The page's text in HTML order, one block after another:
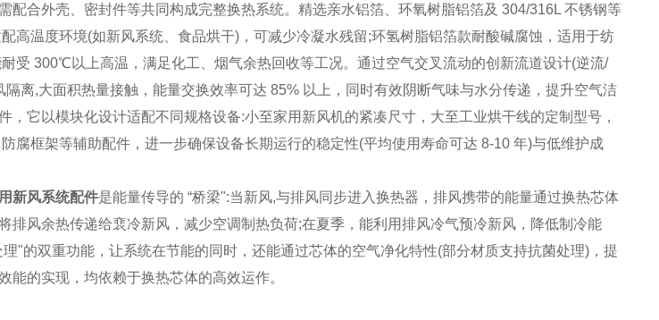
配合外壳、密封件等共同构成完整换热系统。精选亲水铝箔、环氧树脂铝箔及 304/316L 不锈钢等
高温度环境(如新风系统、食品烘干)，可减少冷凝水残留;环氢树脂铝箔款耐酸碱腐蚀，适用于纺
受 300℃以上高温，满足化工、烟气余热回收等工况。通过空气交叉流动的创新流道设计(逆流/
隔离,大面积热量接触，能量交换效率可达 85% 以上，同时有效阴断气味与水分传递，提升空气洁
，它以模块化设计适配不同规格设备:小至家用新风机的紧凑尺寸，大至工业烘干线的定制型号，
腐框架等辅助配件，进一步确保设备长期运行的稳定性(平均使用寿命可达 8-10 年)与低维护成
新风系统配件是能量传导的 “桥梁":当新风,与排风同步进入换热器，排风携带的能量通过换热芯体
排风余热传递给裵冷新风，减少空调制热负荷;在夏季，能利用排风冷气预冷新风，降低制冷能
"的双重功能，让系统在节能的同时，还能通过芯体的空气净化特性(部分材质支持抗菌处理)，提
能的实现，均依赖于换热芯体的高效运作。